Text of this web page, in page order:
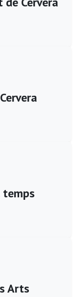
temps
Arts